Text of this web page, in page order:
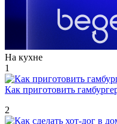
На кухне
1
Как приготовить
2